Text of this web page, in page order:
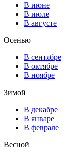
В июне
В июле
В августе
Осенью
В сентябре
В октябре
В ноябре
Зимой
В декабре
В январе
В феврале
Весной